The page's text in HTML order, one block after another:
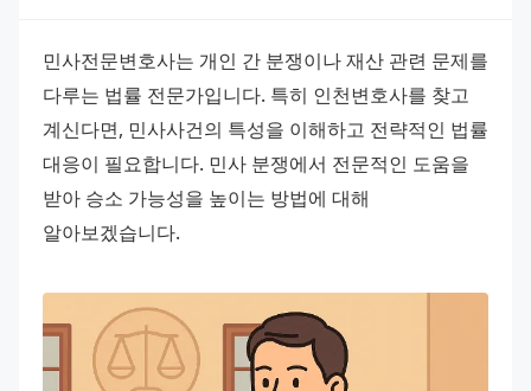
민사전문변호사는 개인 간 분쟁이나 재산 관련 문제를
다루는 법률 전문가입니다. 특히 인천변호사를 찾고
계신다면, 민사사건의 특성을 이해하고 전략적인 법률
대응이 필요합니다. 민사 분쟁에서 전문적인 도움을
받아 승소 가능성을 높이는 방법에 대해
알아보겠습니다.